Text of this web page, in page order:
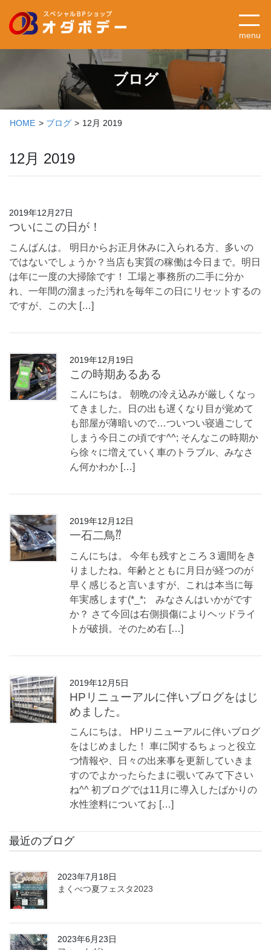
menu
ブログ
HOME ブログ 12月 2019
12月 2019
2019年12月27日
ついにこの日が！
こんばんは。 明日からお正月休みに入られる方、多いの
ではないでしょうか？当店も実質の稼働は今日まで。明日
は年に一度の大掃除です！ 工場と事務所の二手に分か
れ、一年間の溜まった汚れを毎年この日にリセットするの
ですが、この大 […]
2019年12月19日
この時期あるある
こんにちは。 朝晩の冷え込みが厳しくなっ
てきました。日の出も遅くなり目が覚めて
も部屋が薄暗いので…ついつい寝過ごして
しまう今日この頃です^^; そんなこの時期か
ら徐々に増えていく車のトラブル、みなさ
ん何かわか […]
2019年12月12日
一石二鳥⁇
こんにちは。 今年も残すところ３週間をき
りましたね。年齢とともに月日が経つのが
早く感じると言いますが、これは本当に毎
年実感します(*_*; みなさんはいかがです
か？ さて今回は右側損傷によりヘッドライ
トが破損。そのため右 […]
2019年12月5日
HPリニューアルに伴いブログをはじ
めました。
こんにちは。 HPリニューアルに伴いブログ
をはじめました！ 車に関するちょっと役立
つ情報や、日々の出来事を更新していきま
すのでよかったらたまに覗いてみて下さい
ね^^ 初ブログでは11月に導入したばかりの
水性塗料についてお […]
最近のブログ
2023年7月18日
まくべつ夏フェスタ2023
2023年6月23日